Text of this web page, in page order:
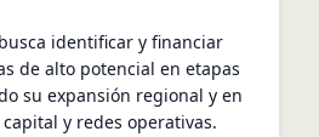
identificar y financiar
de alto potencial en etapas
su expansión regional y en
y redes operativas.